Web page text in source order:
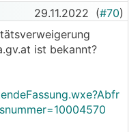
oder sonstige
sein.
ertrags- oder
werden?
einzurechnen noch
sie zur Gänze der
einem Kombigerät
29.11.2022 (#70)
ist bekannt?